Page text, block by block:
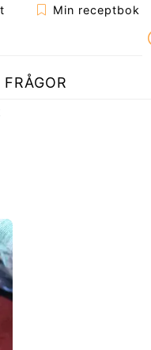
Min receptbok
FRÅGOR